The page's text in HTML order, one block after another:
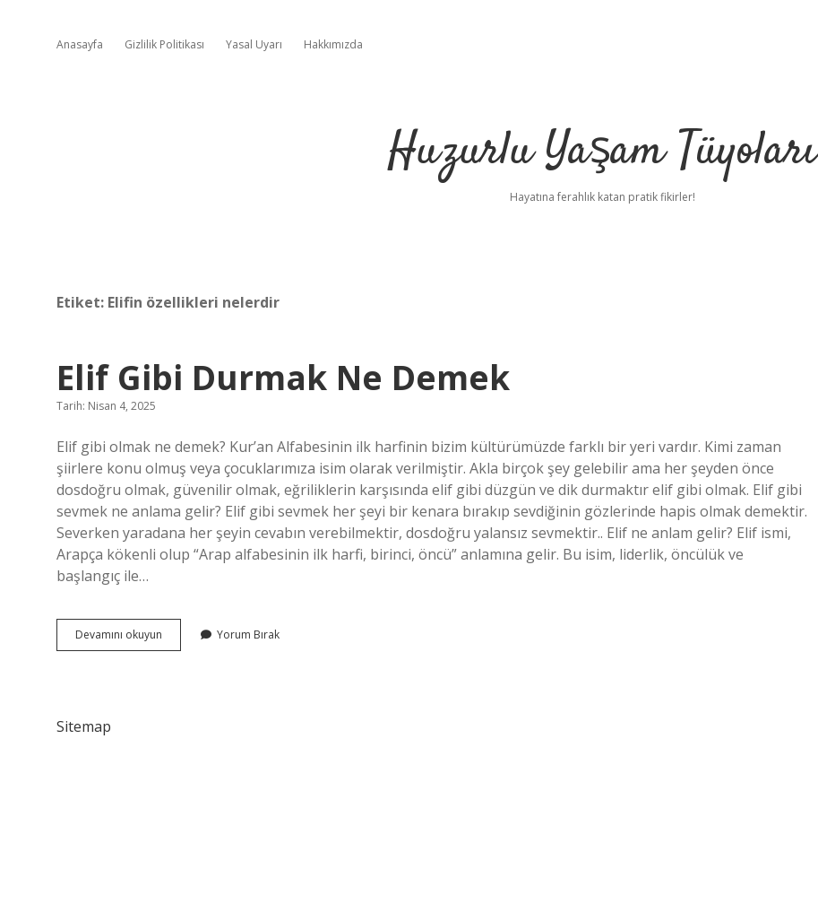
Anasayfa Gizlilik Politikası Yasal Uyarı Hakkımızda
Huzurlu Yaşam Tüyoları
Hayatına ferahlık katan pratik fikirler!
Etiket: Elifin özellikleri nelerdir
Elif Gibi Durmak Ne Demek
Tarih: Nisan 4, 2025
Elif gibi olmak ne demek? Kur’an Alfabesinin ilk harfinin bizim kültürümüzde farklı bir yeri vardır. Kimi zaman
şiirlere konu olmuş veya çocuklarımıza isim olarak verilmiştir. Akla birçok şey gelebilir ama her şeyden önce
dosdoğru olmak, güvenilir olmak, eğriliklerin karşısında elif gibi düzgün ve dik durmaktır elif gibi olmak. Elif gibi
sevmek ne anlama gelir? Elif gibi sevmek her şeyi bir kenara bırakıp sevdiğinin gözlerinde hapis olmak demektir.
Severken yaradana her şeyin cevabın verebilmektir, dosdoğru yalansız sevmektir.. Elif ne anlam gelir? Elif ismi,
Arapça kökenli olup “Arap alfabesinin ilk harfi, birinci, öncü” anlamına gelir. Bu isim, liderlik, öncülük ve
başlangıç ile…
Devamını okuyun
Gibi
Yorum Bırak
Sitemap